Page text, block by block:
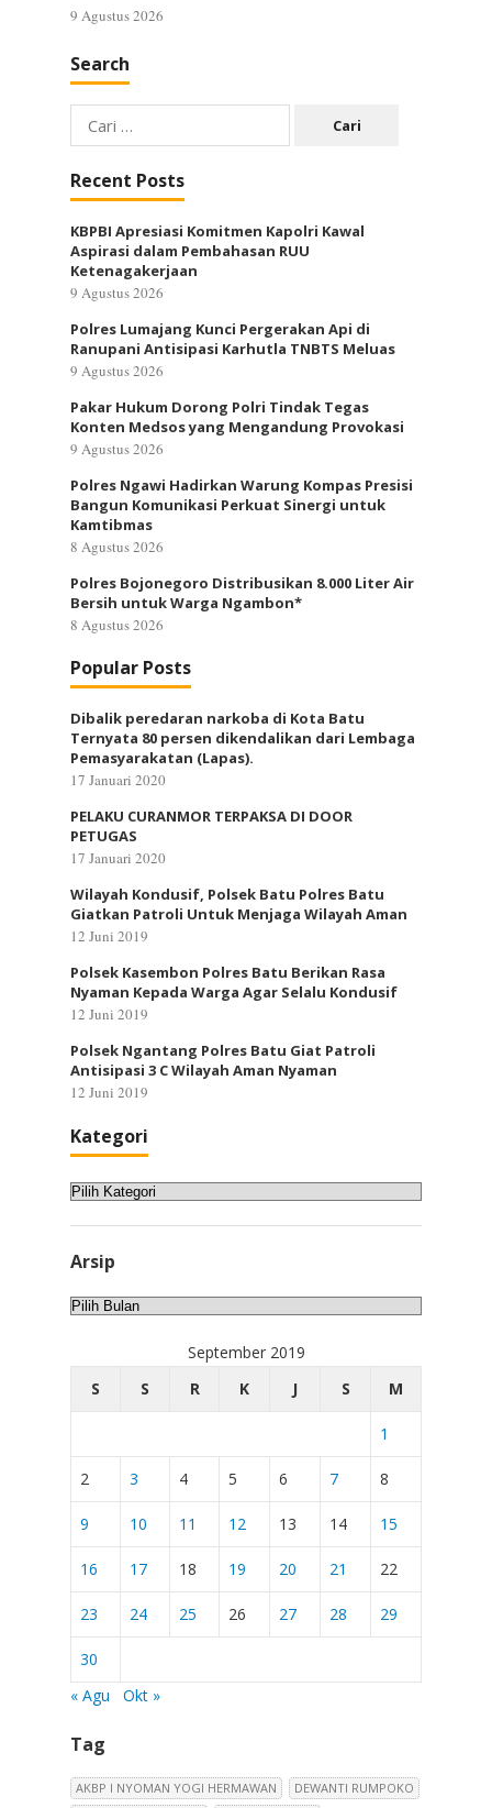
9 Agustus 2026
Search
Cari
untuk:
Recent Posts
KBPBI Apresiasi Komitmen Kapolri Kawal
Aspirasi dalam Pembahasan RUU
Ketenagakerjaan
9 Agustus 2026
Polres Lumajang Kunci Pergerakan Api di
Ranupani Antisipasi Karhutla TNBTS Meluas
9 Agustus 2026
Pakar Hukum Dorong Polri Tindak Tegas
Konten Medsos yang Mengandung Provokasi
9 Agustus 2026
Polres Ngawi Hadirkan Warung Kompas Presisi
Bangun Komunikasi Perkuat Sinergi untuk
Kamtibmas
8 Agustus 2026
Polres Bojonegoro Distribusikan 8.000 Liter Air
Bersih untuk Warga Ngambon*
8 Agustus 2026
Popular Posts
Dibalik peredaran narkoba di Kota Batu
Ternyata 80 persen dikendalikan dari Lembaga
Pemasyarakatan (Lapas).
17 Januari 2020
PELAKU CURANMOR TERPAKSA DI DOOR
PETUGAS
17 Januari 2020
Wilayah Kondusif, Polsek Batu Polres Batu
Giatkan Patroli Untuk Menjaga Wilayah Aman
12 Juni 2019
Polsek Kasembon Polres Batu Berikan Rasa
Nyaman Kepada Warga Agar Selalu Kondusif
12 Juni 2019
Polsek Ngantang Polres Batu Giat Patroli
Antisipasi 3 C Wilayah Aman Nyaman
12 Juni 2019
Kategori
Kategori
Arsip
Arsip
September 2019
S
S R K J S M
1
2 3 4 5 6 7 8
9 10 11 12 13 14 15
16 17 18 19 20 21 22
23 24 25 26 27 28 29
30
« Agu
Okt »
Tag
AKBP I NYOMAN YOGI HERMAWAN
DEWANTI RUMPOKO